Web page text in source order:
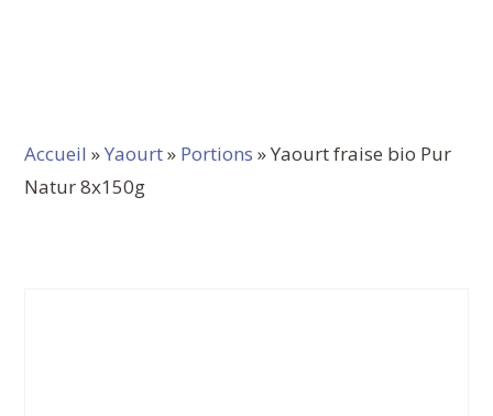
Accueil »Yaourt» Portions » Yaourt fraise bio Pur
Natur 8x150g